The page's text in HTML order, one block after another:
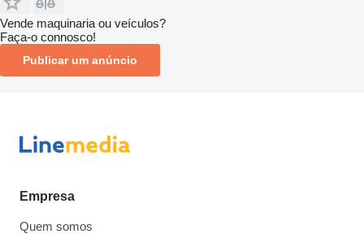
Vende maquinaria ou veículos?
Faça-o connosco!
Publicar um anúncio
Empresa
Quem somos